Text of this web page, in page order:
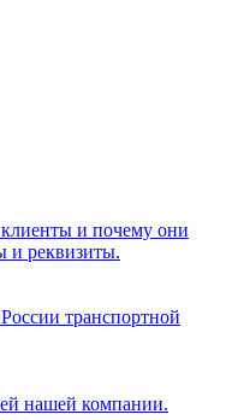
и почему они
и реквизиты.
транспортной
нашей компании.